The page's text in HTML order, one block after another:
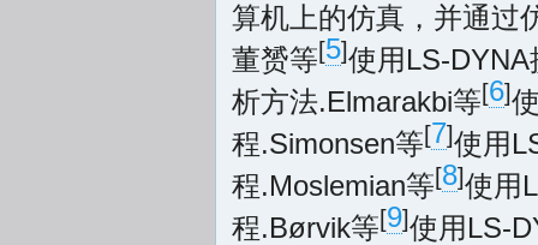
算机上的仿真，并通过
董赟等[5]使用LS-
析方法.Elmarakbi等[6]
程.Simonsen等[7]使用
程.Moslemian等[8]使用
程.Børvik等[9]使用LS-